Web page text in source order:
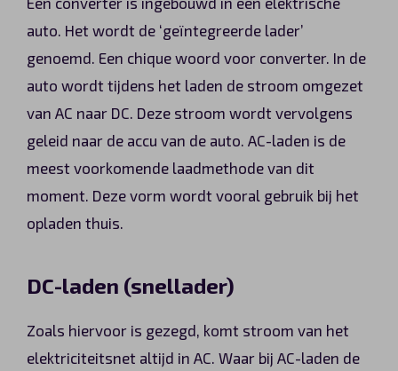
auto. Het wordt de ‘geïntegreerde lader’
genoemd. Een chique woord voor converter. In de
auto wordt tijdens het laden de stroom omgezet
van AC naar DC. Deze stroom wordt vervolgens
geleid naar de accu van de auto. AC-laden is de
meest voorkomende laadmethode van dit
moment. Deze vorm wordt vooral gebruik bij het
opladen thuis.
DC-laden (snellader)
Zoals hiervoor is gezegd, komt stroom van het
elektriciteitsnet altijd in AC. Waar bij AC-laden de